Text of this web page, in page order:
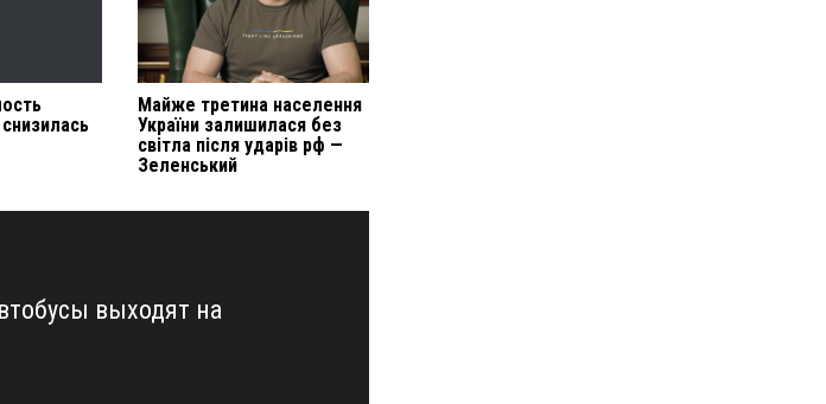
Майже третина населення
України залишилася без
світла після ударів рф —
Зеленський
выходят на